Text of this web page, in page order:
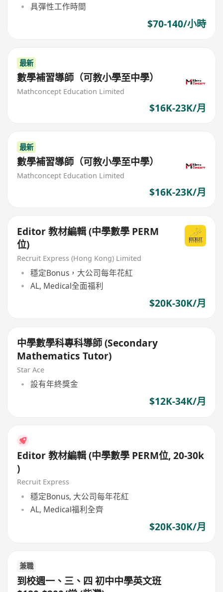
具彈性工作時間
$70-140/小時
最新
數學補習導師（可教小學至中學）
Mathconcept Education Limited
$16K-23K/月
最新
數學補習導師（可教小學至中學）
Mathconcept Education Limited
$16K-23K/月
Editor 教材編輯 (中學數學 PERM
位)
Recruit Express (Hong Kong) Limited
穩定Bonus，大公司每年花紅
AL, Medical全面福利
$20K-30K/月
中學數學科專科導師 (Secondary
Mathematics Tutor)
Star Ace
設有年終獎金
$12K-34K/月
Editor 教材編輯 (中學數學 PERM位, 20-30k
)
Recruit Express
穩定Bonus, 大公司每年花紅
AL, Medical福利全齊
$20K-30K/月
兼職
到校週一、三、四 初中中學英文班